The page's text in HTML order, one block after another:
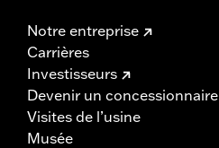
Notre entreprise
Carrières
Investisseurs
Devenir un concessionnaire
Visites de l’usine
Musée